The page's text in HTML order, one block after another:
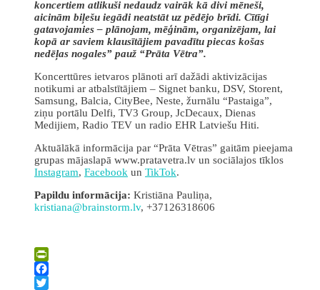
koncertiem atlikuši nedaudz vairāk kā divi mēneši,
aicinām biļešu iegādi neatstāt uz pēdējo brīdi. Cītīgi
gatavojamies – plānojam, mēģinām, organizējam, lai
kopā ar saviem klausītājiem pavadītu piecas košas
nedēļas nogales” pauž “Prāta Vētra”.
Koncerttūres ietvaros plānoti arī dažādi aktivizācijas
notikumi ar atbalstītājiem – Signet banku, DSV, Storent,
Samsung, Balcia, CityBee, Neste, žurnālu “Pastaiga”,
ziņu portālu Delfi, TV3 Group, JcDecaux, Dienas
Medijiem, Radio TEV un radio EHR Latviešu Hiti.
Aktuālākā informācija par “Prāta Vētras” gaitām pieejama
grupas mājaslapā www.pratavetra.lv un sociālajos tīklos
Instagram, Facebook un TikTok.
Papildu informācija: Kristiāna Pauliņa,
kristiana@brainstorm.lv, +37126318606
PrintFriendly
Facebook